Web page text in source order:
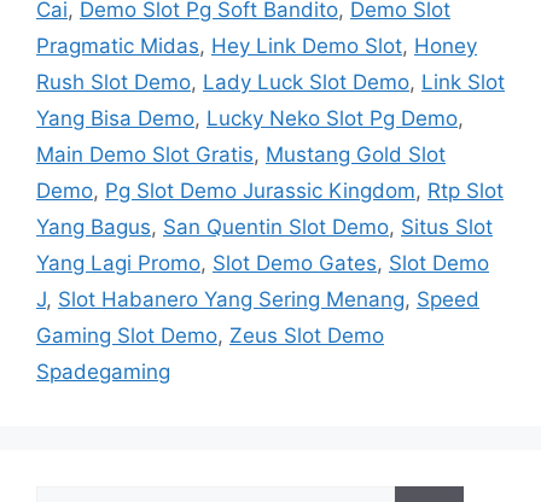
Cai, Demo Slot Pg Soft Bandito, Demo Slot
Pragmatic Midas, Hey Link Demo Slot, Honey
Rush Slot Demo, Lady Luck Slot Demo, Link Slot
Yang Bisa Demo, Lucky Neko Slot Pg Demo,
Main Demo Slot Gratis, Mustang Gold Slot
Demo, Pg Slot Demo Jurassic Kingdom, Rtp Slot
Yang Bagus, San Quentin Slot Demo, Situs Slot
Yang Lagi Promo, Slot Demo Gates, Slot Demo
J, Slot Habanero Yang Sering Menang, Speed
Gaming Slot Demo, Zeus Slot Demo
Spadegaming